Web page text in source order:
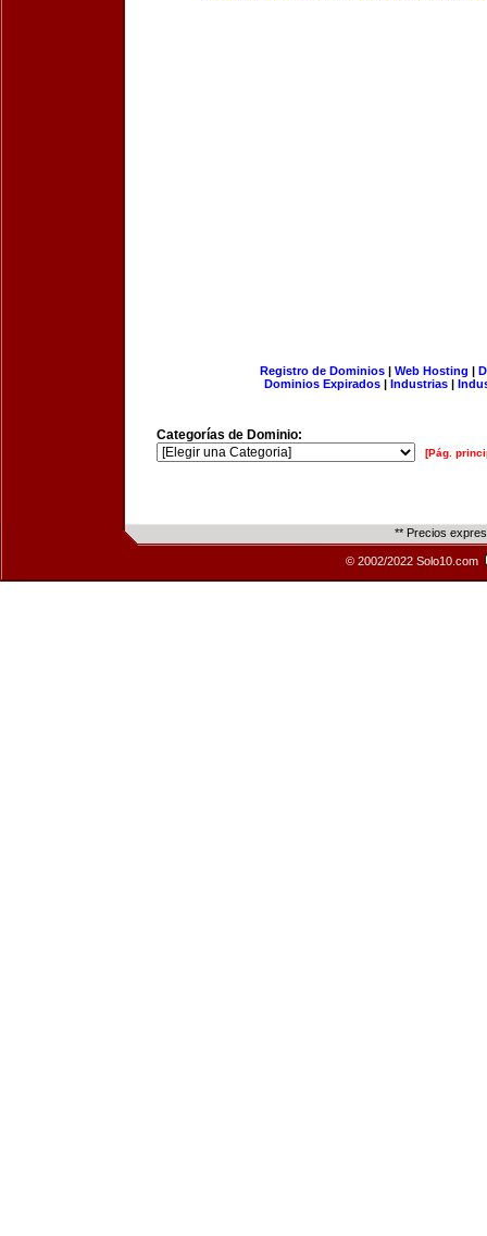
Registro de Dominios| Web Hosting |
Dominios Expirados | Industrias |
Categorías de Dominio:
[Pág.
** Precios
© 2002/2022 Solo10.com